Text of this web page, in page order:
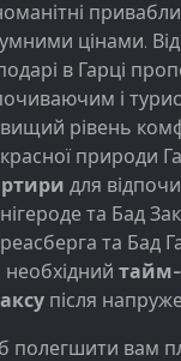
цінами. Від
в Гарці
і
рівень
природи
для
та Бад
та Бад
необхідний тайм-
після
полегшити вам